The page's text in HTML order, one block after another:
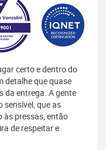
certo e dentro do
detalhe que quase
da entrega. A gente
sensível, que as
às pressas, então
de respeitar e